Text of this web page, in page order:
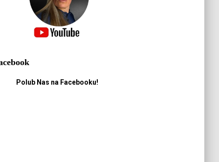
Polub Nas na Facebooku!